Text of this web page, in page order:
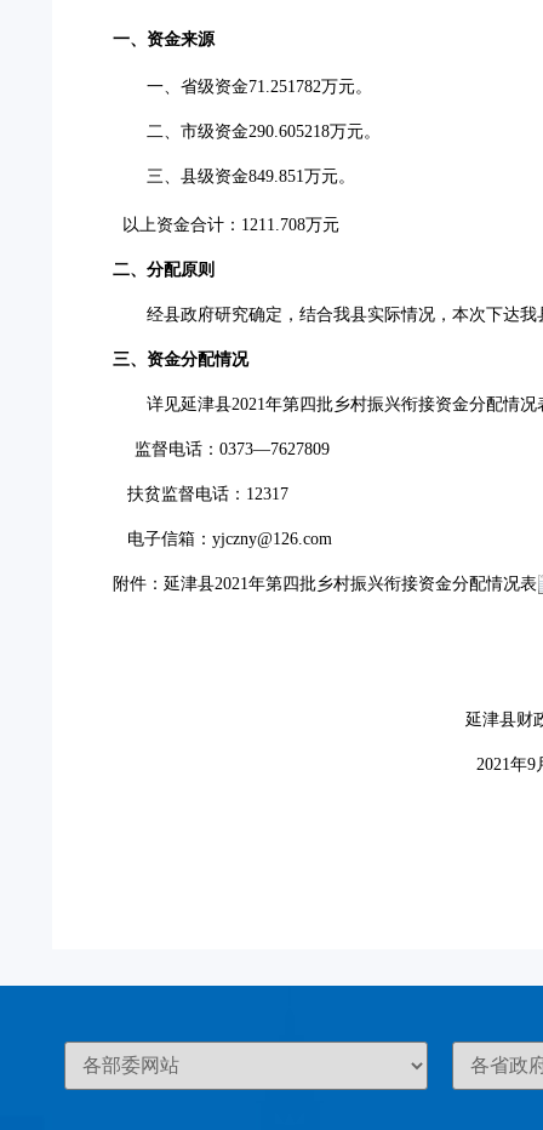
一、资金来源
一、 省级资金71.251782万元。
二、 市级资金290.605218万元。
三、 县级资金849.851万元。
以上资金合计： 1211.708万元
二、分配原则
经县政府研究确定，结合我县实际情况，本次下达
三、资金分配情况
详见延津县2021年第四批乡村振兴衔接资金分配情况
监督电话： 0373—7627809
扶贫监督电话： 12317
电子信箱： yjczny@126.com
附件：延津县2021年第四批乡村振兴衔接资金分配情况表
延津县财
2021年9